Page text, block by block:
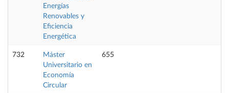
Energías
Renovables y
Eficiencia
Energética
732
Máster
Universitario en
Economía
Circular
655